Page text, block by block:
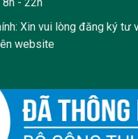
Xin vui lòng đăng ký tư
website